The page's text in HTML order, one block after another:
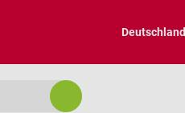
Deutschland